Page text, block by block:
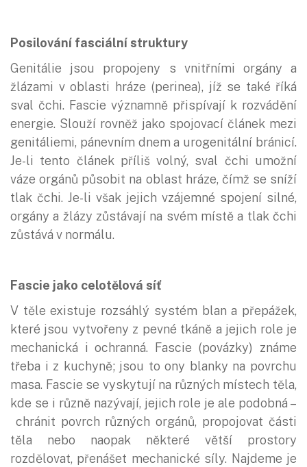
Posilování fasciální struktury
Genitálie jsou propojeny s vnitřními orgány a
žlázami v oblasti hráze (perinea), jíž se také říká
sval čchi. Fascie významně přispívají k rozvádění
energie. Slouží rovněž jako spojovací článek mezi
genitáliemi, pánevním dnem a urogenitální bránicí.
Je-li tento článek příliš volný, sval čchi umožní
váze orgánů působit na oblast hráze, čímž se sníží
tlak čchi. Je-li však jejich vzájemné spojení silné,
orgány a žlázy zůstávají na svém místě a tlak čchi
zůstává v normálu.
Fascie jako celotělová síť
V těle existuje rozsáhlý systém blan a přepážek,
které jsou vytvořeny z pevné tkáně a jejich role je
mechanická i ochranná. Fascie (povázky) známe
třeba i z kuchyně; jsou to ony blanky na povrchu
masa. Fascie se vyskytují na různých místech těla,
kde se i různě nazývají, jejich role je ale podobná –
chránit povrch různých orgánů, propojovat části
těla nebo naopak některé větší prostory
rozdělovat, přenášet mechanické síly. Najdeme je